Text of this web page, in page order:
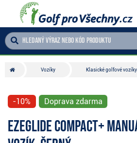
Vozíky Klasické golfové vozíky
-10% Doprava zdarma
Ezeglide Compact+